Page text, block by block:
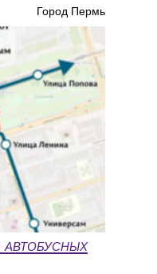
Город Пермь